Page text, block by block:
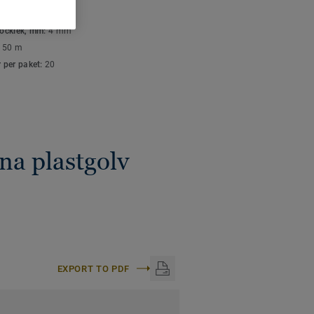
är lätta att hålla rena
golven. Våra
mm:4 mm
50 m
paket: 20
plastgolv
EXPORT TO PDF